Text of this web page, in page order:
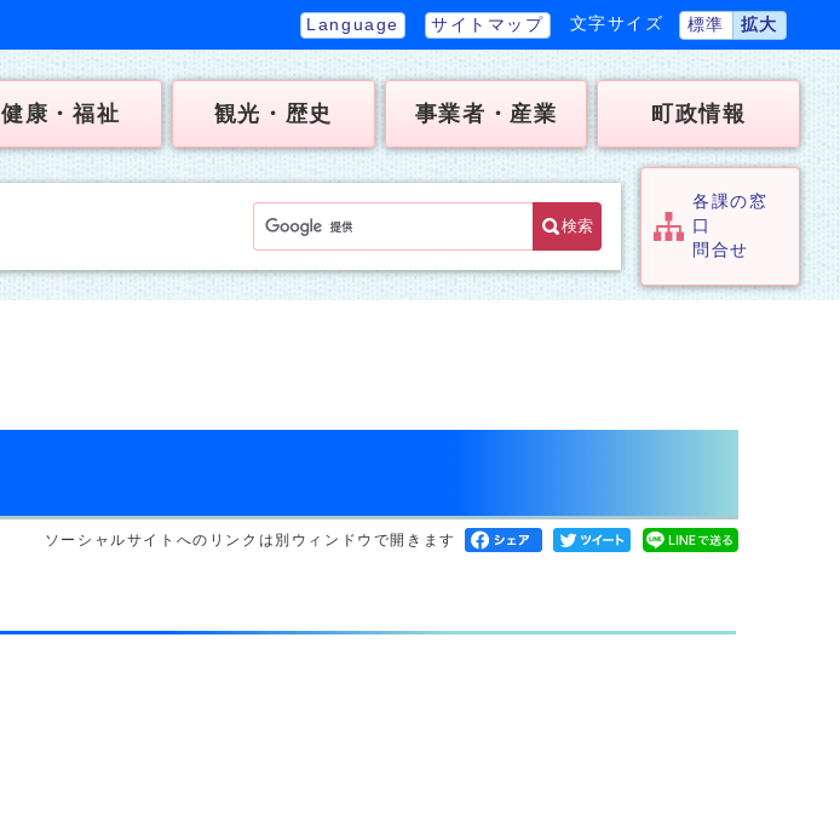
Language サイトマップ 文字サイズ 標準 拡大
健康・福祉 観光・歴史 事業者・産業 町政情報
検索
各課の窓
口
問合せ
ソーシャルサイトへのリンクは別ウィンドウで開きます